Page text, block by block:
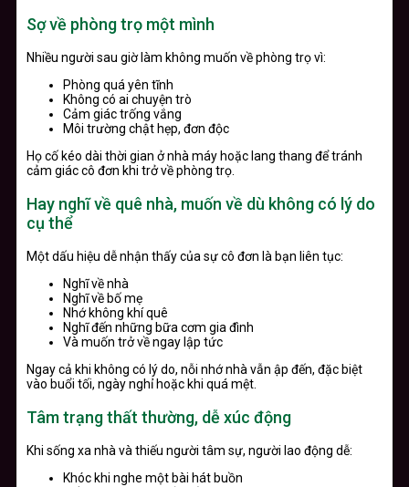
Sợ về phòng trọ một mình
Nhiều người sau giờ làm không muốn về phòng trọ vì:
Phòng quá yên tĩnh
Không có ai chuyện trò
Cảm giác trống vắng
Môi trường chật hẹp, đơn độc
Họ cố kéo dài thời gian ở nhà máy hoặc lang thang để tránh
cảm giác cô đơn khi trở về phòng trọ.
Hay nghĩ về quê nhà, muốn về dù không có lý do
cụ thể
Một dấu hiệu dễ nhận thấy của sự cô đơn là bạn liên tục:
Nghĩ về nhà
Nghĩ về bố mẹ
Nhớ không khí quê
Nghĩ đến những bữa cơm gia đình
Và muốn trở về ngay lập tức
Ngay cả khi không có lý do, nỗi nhớ nhà vẫn ập đến, đặc biệt
vào buổi tối, ngày nghỉ hoặc khi quá mệt.
Tâm trạng thất thường, dễ xúc động
Khi sống xa nhà và thiếu người tâm sự, người lao động dễ:
Khóc khi nghe một bài hát buồn